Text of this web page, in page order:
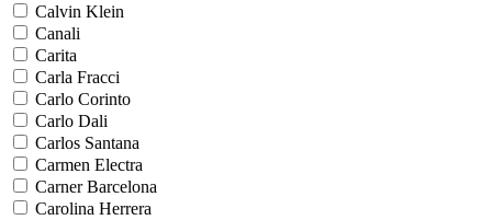
Calvin Klein
Canali
Carita
Carla Fracci
Carlo Corinto
Carlo Dali
Carlos Santana
Carmen Electra
Carner Barcelona
Carolina Herrera